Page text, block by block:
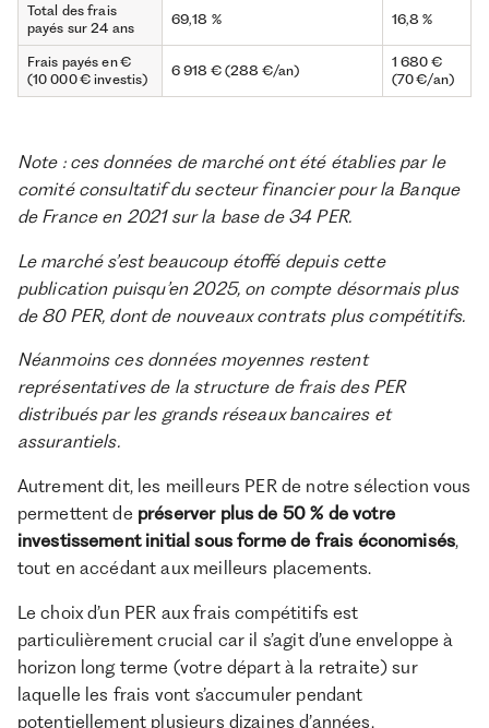
Total des frais
payés sur 24 ans
69,18 % 16,8 %
Frais payés en €
(10 000 € investis)
6 918 € (288 €/an)
1 680 €
(70 €/an)
Note : ces données de marché ont été établies par le
comité consultatif du secteur financier pour la Banque
de France en 2021 sur la base de 34 PER.
Le marché s’est beaucoup étoffé depuis cette
publication puisqu’en 2025, on compte désormais plus
de 80 PER, dont de nouveaux contrats plus compétitifs.
Néanmoins ces données moyennes restent
représentatives de la structure de frais des PER
distribués par les grands réseaux bancaires et
assurantiels.
Autrement dit, les meilleurs PER de notre sélection vous
permettent de préserver plus de 50 % de votre
investissement initial sous forme de frais économisés,
tout en accédant aux meilleurs placements.
Le choix d’un PER aux frais compétitifs est
particulièrement crucial car il s’agit d’une enveloppe à
horizon long terme (votre départ à la retraite) sur
laquelle les frais vont s’accumuler pendant
potentiellement plusieurs dizaines d’années.